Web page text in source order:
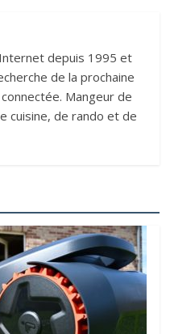
depuis 1995 et
de la prochaine
Mangeur de
cuisine, de rando et de